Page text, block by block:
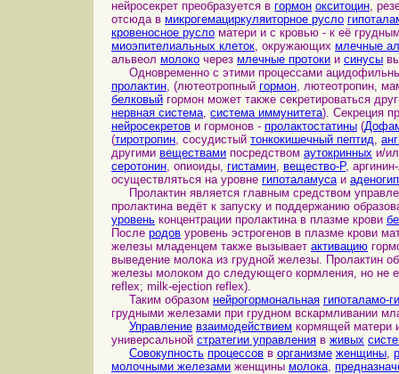
нейросекрет преобразуется в гормон окситоцин,
отсюда в микрогемациркуляиторное русло
кровеносное русло матери и с кровью - к её
миоэпителиальных клеток, окружающих млечные
альвеол молоко через млечные протоки и синусы
Одновременно с этими процессами
пролактин, (лютеотропный гормон, лютеотропин,
белковый гормон может также секретироваться
нервная система, система иммунитета). Секреция
нейросекретов и гормонов - пролактостатины (
(тиротропин, сосудистый тонкокишечный пептид,
другими веществами посредством аутокринных и/
серотонин, опиоиды, гистамин, вещество-P,
осуществляться на уровне гипоталамусаи
Пролактин является главным средством
пролактина ведёт к запуску и поддержанию
уровень концентрации пролактина в плазме крови
После родов уровень эстрогенов в плазме крови
железы младенцем также вызывает активацию
выведение молока из грудной железы. Пролактин
железы молоком до следующего кормления, но не
reflex; milk-ejection reflex).
Таким образом нейрогормональная гипоталамо-
грудными железами при грудном вскармливании
Управление взаимодействием кормящей матери
универсальной стратегии управления в живых
Совокупность процессов в организме женщины,
молочными железами женщины молока,